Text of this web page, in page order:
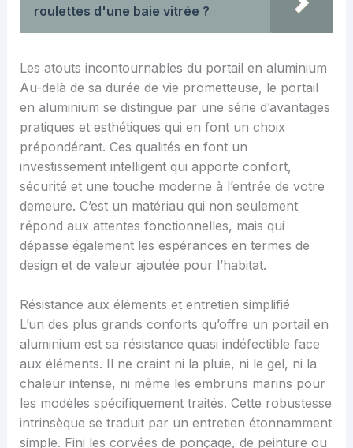
roulettes d'une baie vitrée ?
Les atouts incontournables du portail en aluminium
Au-delà de sa durée de vie prometteuse, le portail
en aluminium se distingue par une série d’avantages
pratiques et esthétiques qui en font un choix
prépondérant. Ces qualités en font un
investissement intelligent qui apporte confort,
sécurité et une touche moderne à l’entrée de votre
demeure. C’est un matériau qui non seulement
répond aux attentes fonctionnelles, mais qui
dépasse également les espérances en termes de
design et de valeur ajoutée pour l’habitat.
Résistance aux éléments et entretien simplifié
L’un des plus grands conforts qu’offre un portail en
aluminium est sa résistance quasi indéfectible face
aux éléments. Il ne craint ni la pluie, ni le gel, ni la
chaleur intense, ni même les embruns marins pour
les modèles spécifiquement traités. Cette robustesse
intrinsèque se traduit par un entretien étonnamment
simple. Fini les corvées de ponçage, de peinture ou